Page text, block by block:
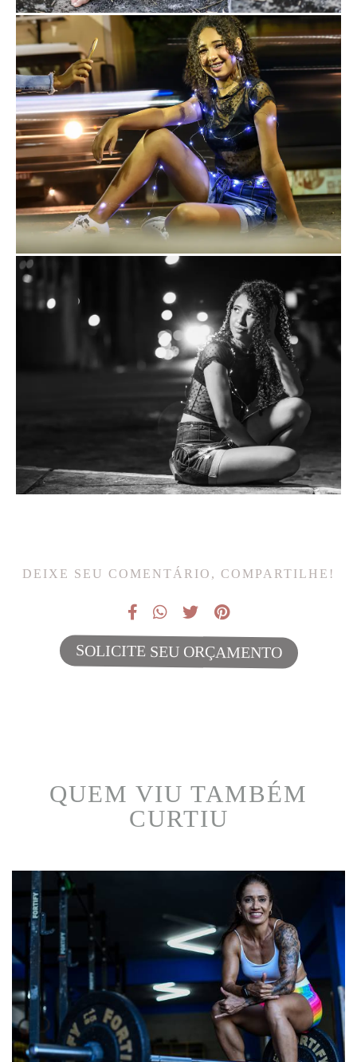
DEIXE SEU COMENTÁRIO, COMPARTILHE!
SOLICITE SEU ORÇAMENTO
QUEM VIU TAMBÉM
CURTIU